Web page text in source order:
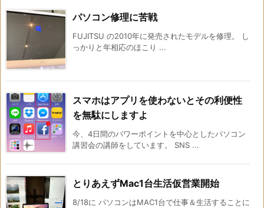
パソコン修理に苦戦
FUJITSU の2010年に発売されたモデルを修理。 し
っかりと年相応のほこり ...
スマホはアプリを使わないとその利便性
を無駄にしますよ
今、4日間のパワーポイントを中心としたパソコン
講習会の講師をしています。 SNS ...
とりあえずMac1台生活仮営業開始
8/18に パソコンはMAC1台で仕事＆生活することに